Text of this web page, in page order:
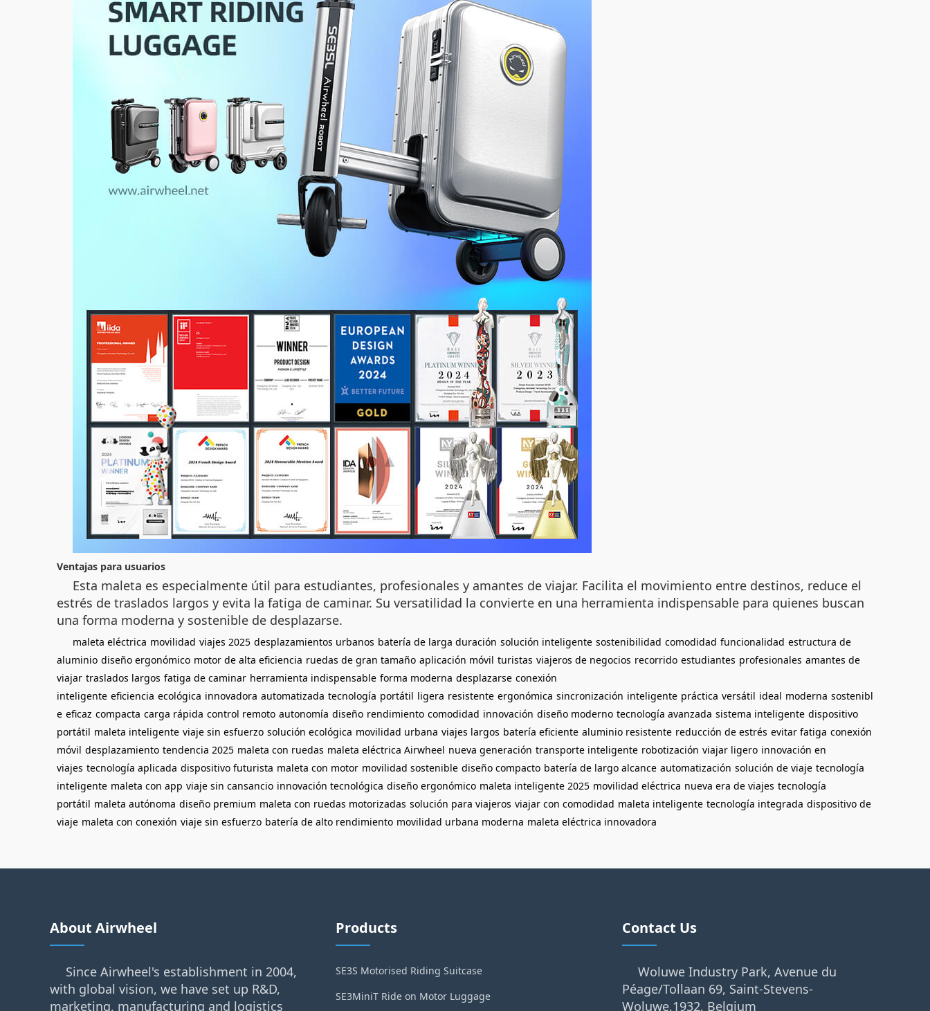
Ventajas para usuarios
Esta maleta es especialmente útil para estudiantes, profesionales y amantes de viajar. Facilita el movimiento entre destinos, reduce el
estrés de traslados largos y evita la fatiga de caminar. Su versatilidad la convierte en una herramienta indispensable para quienes buscan
una forma moderna y sostenible de desplazarse.
maleta eléctrica movilidad viajes 2025 desplazamientos urbanos batería de larga duración solución inteligente sostenibilidad comodidad funcionalidad estructura de
aluminio diseño ergonómico motor de alta eficiencia ruedas de gran tamaño aplicación móvil turistas viajeros de negocios recorrido estudiantes profesionales amantes de
viajar traslados largos fatiga de caminar herramienta indispensable forma moderna desplazarse conexión
inteligente eficiencia ecológica innovadora automatizada tecnología portátil ligera resistente ergonómica sincronización inteligente práctica versátil ideal moderna sostenibl
e eficaz compacta carga rápida control remoto autonomía diseño rendimiento comodidad innovación diseño moderno tecnología avanzada sistema inteligente dispositivo
portátil maleta inteligente viaje sin esfuerzo solución ecológica movilidad urbana viajes largos batería eficiente aluminio resistente reducción de estrés evitar fatiga conexión
móvil desplazamiento tendencia 2025 maleta con ruedas maleta eléctrica Airwheel nueva generación transporte inteligente robotización viajar ligero innovación en
viajes tecnología aplicada dispositivo futurista maleta con motor movilidad sostenible diseño compacto batería de largo alcance automatización solución de viaje tecnología
inteligente maleta con app viaje sin cansancio innovación tecnológica diseño ergonómico maleta inteligente 2025 movilidad eléctrica nueva era de viajes tecnología
portátil maleta autónoma diseño premium maleta con ruedas motorizadas solución para viajeros viajar con comodidad maleta inteligente tecnología integrada dispositivo de
viaje maleta con conexión viaje sin esfuerzo batería de alto rendimiento movilidad urbana moderna maleta eléctrica innovadora
About Airwheel
Since Airwheel's establishment in 2004,
with global vision, we have set up R&D,
marketing, manufacturing and logistics
Products
SE3S Motorised Riding Suitcase
SE3MiniT Ride on Motor Luggage
Contact Us
Woluwe Industry Park, Avenue du
Péage/Tollaan 69, Saint-Stevens-
Woluwe,1932, Belgium